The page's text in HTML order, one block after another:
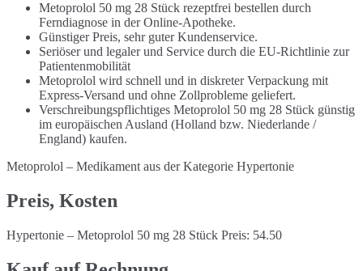
Metoprolol 50 mg 28 Stück rezeptfrei bestellen durch
Ferndiagnose in der Online-Apotheke.
Günstiger Preis, sehr guter Kundenservice.
Seriöser und legaler und Service durch die EU-Richtlinie zur
Patientenmobilität
Metoprolol wird schnell und in diskreter Verpackung mit
Express-Versand und ohne Zollprobleme geliefert.
Verschreibungspflichtiges Metoprolol 50 mg 28 Stück günstig
im europäischen Ausland (Holland bzw. Niederlande /
England) kaufen.
Metoprolol – Medikament aus der Kategorie Hypertonie
Preis, Kosten
Hypertonie – Metoprolol 50 mg 28 Stück Preis: 54.50